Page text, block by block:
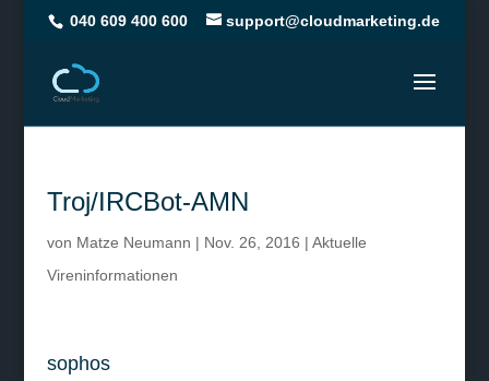
040 609 400 600 support@cloudmarketing.de
Troj/IRCBot-AMN
von Matze Neumann | Nov. 26, 2016 | Aktuelle
Vireninformationen
sophos